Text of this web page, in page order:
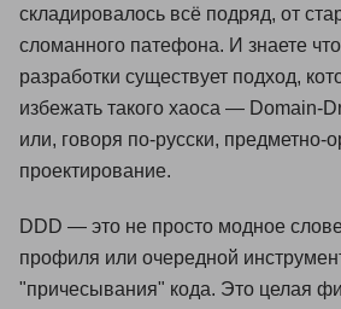
складировалось всё подряд, от
сломанного патефона. И знаете
разработки существует подход,
избежать такого хаоса — Domain-
или, говоря по-русски, предметно-
проектирование.
DDD — это не просто модное
профиля или очередной
"причесывания" кода. Это целая